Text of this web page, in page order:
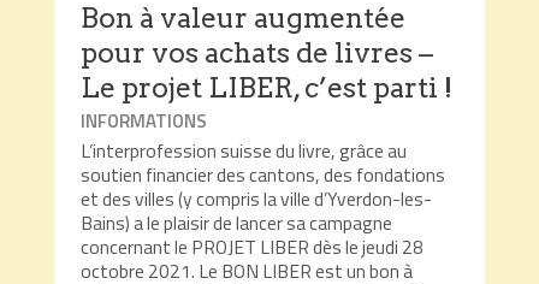
Bon à valeur augmentée
pour vos achats de livres –
Le projet LIBER, c’est parti !
INFORMATIONS
L’interprofession suisse du livre, grâce au
soutien financier des cantons, des fondations
et des villes (y compris la ville d’Yverdon-les-
Bains) a le plaisir de lancer sa campagne
concernant le PROJET LIBER dès le jeudi 28
octobre 2021. Le BON LIBER est un bon à